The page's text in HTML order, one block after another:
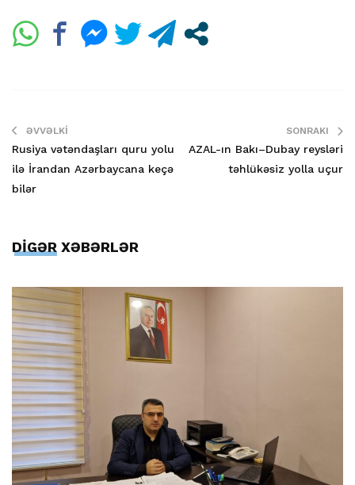
ƏVVƏLKI
Rusiya vətəndaşları quru yolu
ilə İrandan Azərbaycana keçə
bilər
SONRAKI
AZAL-ın Bakı–Dubay reysləri
təhlükəsiz yolla uçur
DİGƏR XƏBƏRLƏR